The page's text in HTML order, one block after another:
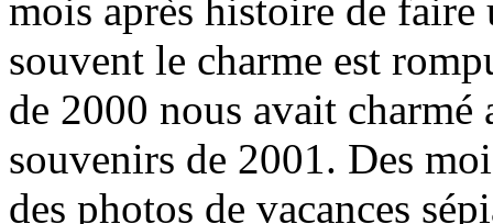
mois après histoire de
souvent le charme est
de 2000 nous avait charmé
souvenirs de 2001. Des
des photos de vacances